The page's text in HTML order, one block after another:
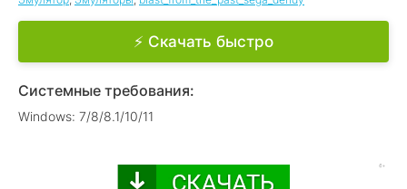
⚡ Скачать быстро
Системные требования:
Windows: 7/8/8.1/10/11